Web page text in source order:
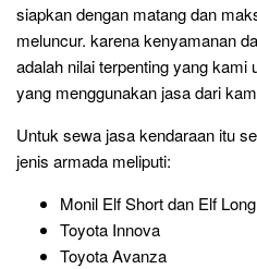
siapkan dengan matang dan
meluncur. karena kenyamanan
adalah nilai terpenting yang
yang menggunakan jasa dari
Untuk sewa jasa kendaraan itu
jenis armada meliputi:
Monil Elf Short dan Elf Long
Toyota Innova
Toyota Avanza